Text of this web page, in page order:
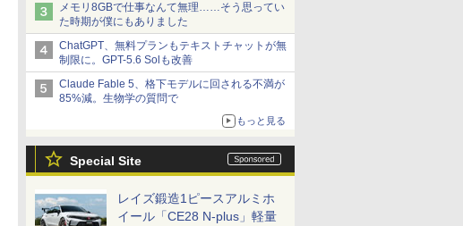
メモリ8GBで仕事なんて無理……そう思ってい
た時期が僕にもありました
ChatGPT、無料プランもテキストチャットが無
制限に。GPT-5.6 Solも改善
Claude Fable 5、格下モデルに回される不満が
85%減。生物学の質問で
もっと見る
Special Site
レイズ鍛造1ピースアルミホ
イール「CE28 N-plus」軽量